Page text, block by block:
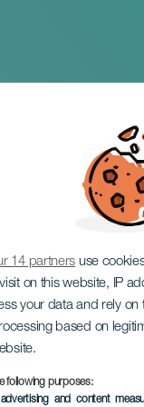
14 partners use
on this website, IP
your data and rely
based on
following purposes:
and content
Bau